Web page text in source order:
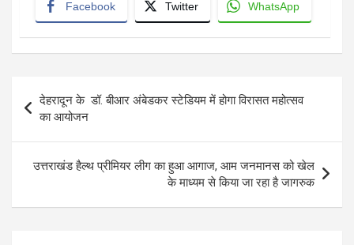
Facebook Twitter WhatsApp
Post
navigation
देहरादून के डॉ. बीआर अंबेडकर स्टेडियम में होगा विरासत महोत्सव
का आयोजन
उत्तराखंड हैल्थ प्रीमियर लीग का हुआ आगाज, आम जनमानस को खेल
के माध्यम से किया जा रहा है जागरुक